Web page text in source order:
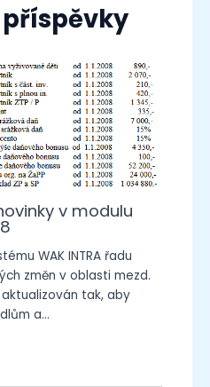
v modulu
WAK INTRA řadu
změn v oblasti mezd.
tak, aby
a…